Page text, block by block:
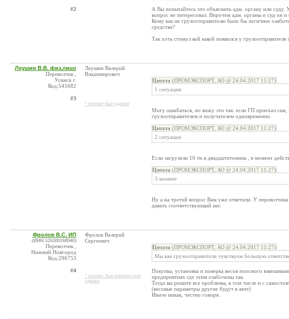
#2
А Вы попытайтесь это объяснить адм. органу или суду.
вопрос не интересовал. Впрочем адм. органы и суд он и
Кому как не грузоотправителю было бы логичнее
средства?
Так хоть стимул кой какой появился у грузоотправителя
Леушин В.В. физ.лицо
Перевозчик ,
Усинск г.
Код:541682
#3
Леушин Валерий
Владимирович
* контакт был удален
Цитата (ПРОМЭКСПОРТ, АО @ 24.04.2017 11:27)
1 ситуация:
Могу ошибаться, но вижу это так: если ГП приехал сам,
грузоотправителем и получателем одновременно.
Цитата (ПРОМЭКСПОРТ, АО @ 24.04.2017 11:27)
2 ситуация
Если загрузили 10 тн в двадцатитонник , в момент
Цитата (ПРОМЭКСПОРТ, АО @ 24.04.2017 11:27)
3 момент
Ну а на третий вопрос Вам уже ответили. У
давать соответствующий акт.
Фролов В.С. ИП
(ИНН:526300168940)
Перевозчик ,
Нижний Новгород
Код:296753
#4
Фролов Валерий
Сергеевич
* контакт был изменен или
удален
Цитата (ПРОМЭКСПОРТ, АО @ 24.04.2017 11:27)
Мы как грузоотправители чувствуем большую
Покупка, установка и поверка весов поосного
предприятиях где этим озабочены так.
Тогда вы решите все проблемы, в том числе и с
(весовые параметры другие будут в акте)
Иначе никак, честно говоря.